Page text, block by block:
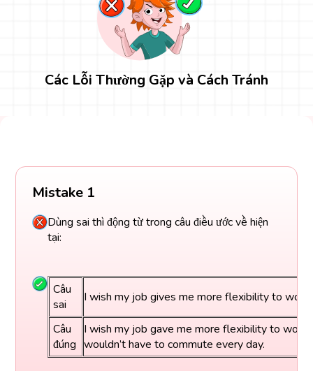
Các Lỗi Thường Gặp và Cách Tránh
Mistake 1
Dùng sai thì động từ trong câu điều ước về hiện
tại:
Câu
sai
I wish my job gives me more flexibility to work
Câu
đúng
I wish my job gave me more flexibility to work
wouldn’t have to commute every day.